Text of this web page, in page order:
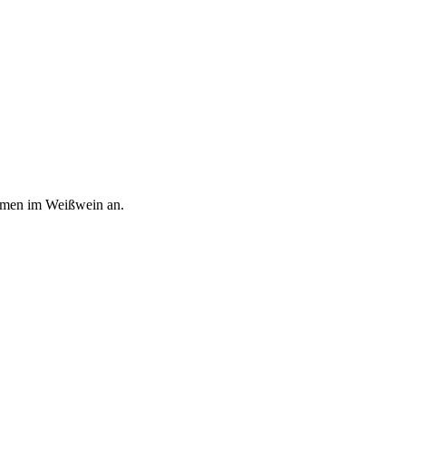
im Weißwein an.